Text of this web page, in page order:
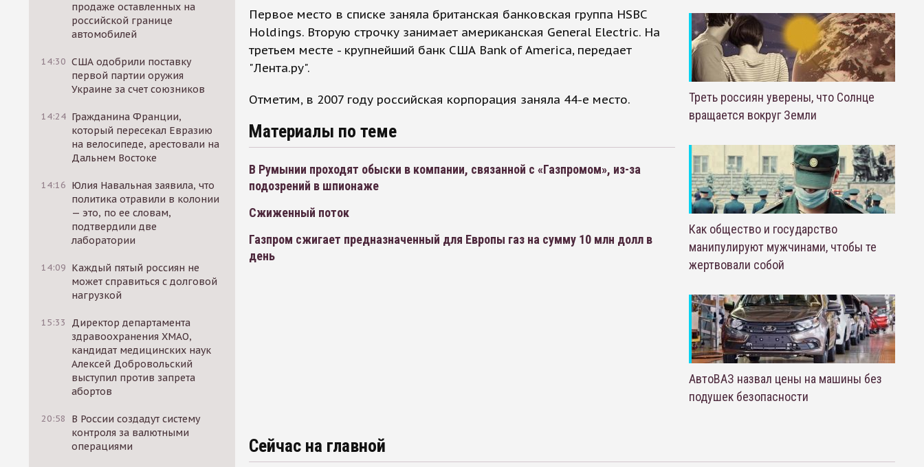
продаже оставленных на
российской границе
автомобилей
14:30 США одобрили поставку
первой партии оружия
Украине за счет союзников
14:24 Гражданина Франции,
который пересекал Евразию
на велосипеде, арестовали на
Дальнем Востоке
14:16 Юлия Навальная заявила, что
политика отравили в колонии
— это, по ее словам,
подтвердили две
лаборатории
14:09 Каждый пятый россиян не
может справиться с долговой
нагрузкой
15:33
Директор департамента
здравоохранения ХМАО,
кандидат медицинских наук
Алексей Добровольский
выступил против запрета
абортов
20:58
В России создадут систему
контроля за валютными
операциями
Первое место в списке заняла британская банковская группа HSBC
Holdings. Вторую строчку занимает американская General Electric. На
третьем месте - крупнейший банк США Bank of America, передает
"Лента.ру".
Отметим, в 2007 году российская корпорация заняла 44-е место.
Материалы по теме
В Румынии проходят обыски в компании, связанной с «Газпромом», из-за
подозрений в шпионаже
Сжиженный поток
Газпром сжигает предназначенный для Европы газ на сумму 10 млн долл в
день
Треть россиян уверены, что Солнце
вращается вокруг Земли
Как общество и государство
манипулируют мужчинами, чтобы те
жертвовали собой
АвтоВАЗ назвал цены на машины без
подушек безопасности
Сейчас на главной